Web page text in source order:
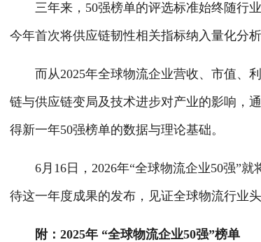
三年来，50强榜单的评选标准始终随行
今年首次将供应链韧性相关指标纳入量化分
而从2025年全球物流企业营收、市值、
链与供应链变局及技术进步对产业的影响，
得新一年50强榜单的数据与理论基础。
6月16日，2026年“全球物流企业50强”
待这一年度成果的发布，见证全球物流行业
附：2025年 “全球物流企业50强”榜单